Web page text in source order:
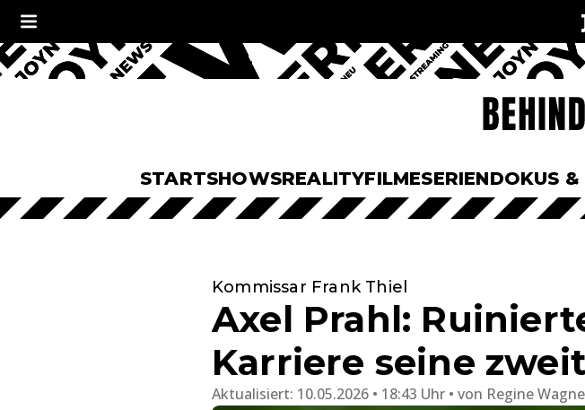
STARTSHOWSREALITYFILMESERIENDOKUS &
Kommissar Frank Thiel
Axel Prahl:
Karriere seine
Aktualisiert: 10.05.2026 • 18:43 Uhr von Regine